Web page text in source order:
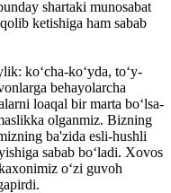
shartaki munosabat
ketishiga ham sabab
ko‘cha-ko‘yda, to‘y-
behayolarcha
loaqal bir marta bo‘lsa-
olganmiz. Bizning
ba'zida esli-hushli
sabab bo‘ladi. Xovos
o‘zi guvoh